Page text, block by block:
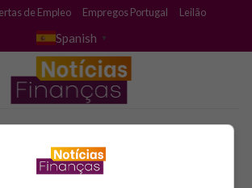
de Empleo Empregos Portugal Leilão
Spanish ▼
what you’re looking for.